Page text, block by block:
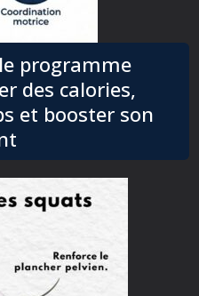
programme
des calories,
et booster son